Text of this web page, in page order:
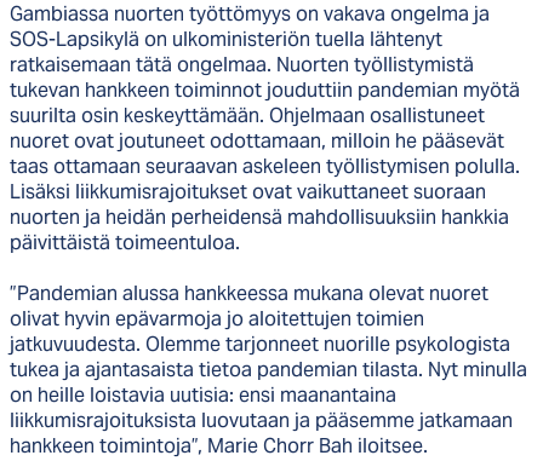
Gambiassa nuorten työttömyys on vakava ongelma ja
SOS-Lapsikylä on ulkoministeriön tuella lähtenyt
ratkaisemaan tätä ongelmaa. Nuorten työllistymistä
tukevan hankkeen toiminnot jouduttiin pandemian myötä
suurilta osin keskeyttämään. Ohjelmaan osallistuneet
nuoret ovat joutuneet odottamaan, milloin he pääsevät
taas ottamaan seuraavan askeleen työllistymisen polulla.
Lisäksi liikkumisrajoitukset ovat vaikuttaneet suoraan
nuorten ja heidän perheidensä mahdollisuuksiin hankkia
päivittäistä toimeentuloa.
”Pandemian alussa hankkeessa mukana olevat nuoret
olivat hyvin epävarmoja jo aloitettujen toimien
jatkuvuudesta. Olemme tarjonneet nuorille psykologista
tukea ja ajantasaista tietoa pandemian tilasta. Nyt minulla
on heille loistavia uutisia: ensi maanantaina
liikkumisrajoituksista luovutaan ja pääsemme jatkamaan
hankkeen toimintoja”, Marie Chorr Bah iloitsee.